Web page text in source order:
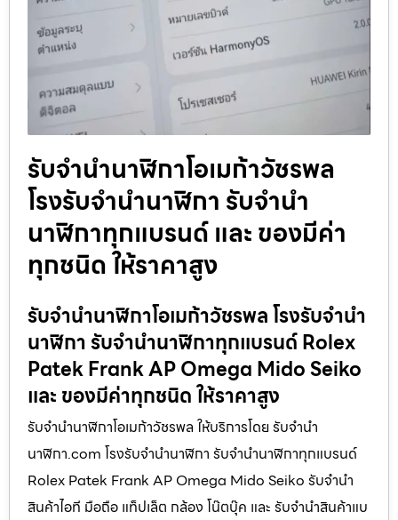
รับจำนำนาฬิกาโอเมก้าวัชรพล
โรงรับจำนำนาฬิกา รับจำนำ
นาฬิกาทุกแบรนด์ และ ของมีค่า
ทุกชนิด ให้ราคาสูง
รับจำนำนาฬิกาโอเมก้าวัชรพล โรงรับจำนำ
นาฬิกา รับจำนำนาฬิกาทุกแบรนด์ Rolex
Patek Frank AP Omega Mido Seiko
และ ของมีค่าทุกชนิด ให้ราคาสูง
รับจำนำนาฬิกาโอเมก้าวัชรพล ให้บริการโดย รับจํานํา
นาฬิกา.com โรงรับจำนำนาฬิกา รับจำนำนาฬิกาทุกแบรนด์
Rolex Patek Frank AP Omega Mido Seiko รับจำนำ
สินค้าไอที มือถือ แท็ปเล็ต กล้อง โน๊ตบุ๊ค และ รับจำนำสินค้าแบ